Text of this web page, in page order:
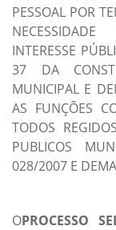
PESSOAL POR
INTERESSE
37 DA
MUNICIPAL E
AS FUNÇÕES
TODOS
PUBLICOS
028/2007 E
OPROCESSO